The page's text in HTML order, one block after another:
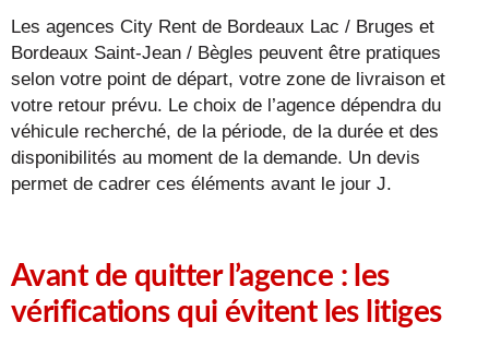
Les agences City Rent de Bordeaux Lac / Bruges et
Bordeaux Saint-Jean / Bègles peuvent être pratiques
selon votre point de départ, votre zone de livraison et
votre retour prévu. Le choix de l’agence dépendra du
véhicule recherché, de la période, de la durée et des
disponibilités au moment de la demande. Un devis
permet de cadrer ces éléments avant le jour J.
Avant de quitter l’agence : les
vérifications qui évitent les litiges